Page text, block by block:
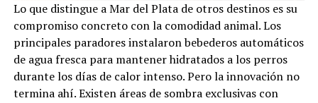
Lo que distingue a Mar del Plata de otros destinos es su
compromiso concreto con la comodidad animal. Los
principales paradores instalaron bebederos automáticos
de agua fresca para mantener hidratados a los perros
durante los días de calor intenso. Pero la innovación no
termina ahí. Existen áreas de sombra exclusivas con